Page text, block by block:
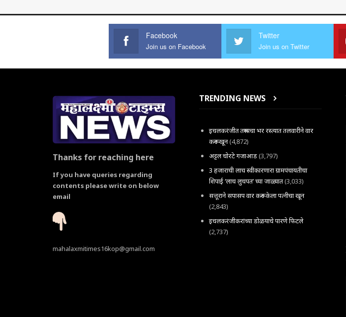
Facebook
Join us on Facebook
Twitter
Join us on Twitter
Thanks for reaching here
If you have queries regarding
contents please write on below
email
mahalaxmitimes16kop@gmail.com
TRENDING NEWS
इचलकरंजीत तरूणाचा भर रस्त्यात तलवारीने वार
करून खून(4,872)
अट्टल चोरटे गजाआड(3,797)
3 हजाराची लाच स्वीकारणारा ग्रामपंचायतीचा
शिपाई ‘लाच लुचपत’ च्या जाळ्यात(3,033)
सत्तूराने सपासप वार करून केला पत्नीचा खून
(2,843)
इचलकरंजीकरांच्या डोळयाचे पारणे फिटले
(2,737)